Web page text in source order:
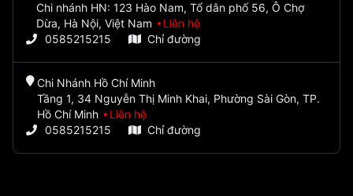
Chi nhánh HN: 123 Hào Nam, Tổ dân phố 56, Ô Chợ
Dừa, Hà Nội, Việt Nam
Liên hệ
0585215215
Chỉ đường
Chi Nhánh Hồ Chí Minh
Tầng 1, 34 Nguyễn Thị Minh Khai, Phường Sài Gòn, TP.
Hồ Chí Minh
Liên hệ
0585215215
Chỉ đường